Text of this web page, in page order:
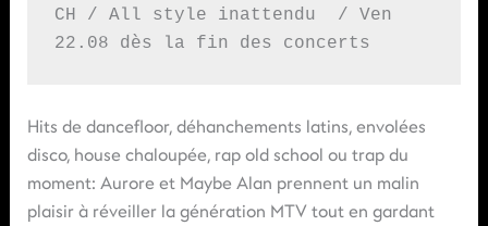
CH / All style inattendu  / Ven
22.08 dès la fin des concerts
Hits de dancefloor, déhanchements latins, envolées
disco, house chaloupée, rap old school ou trap du
moment: Aurore et Maybe Alan prennent un malin
plaisir à réveiller la génération MTV tout en gardant